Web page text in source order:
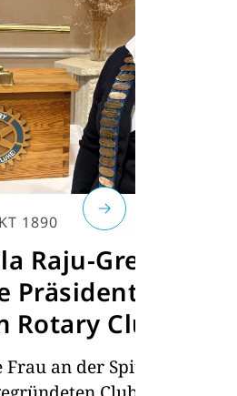
1890
Raju-Grebe
Präsidentin
Rotary Club
an der Spitze des